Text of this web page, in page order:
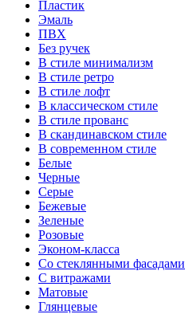
Пластик
Эмаль
ПВХ
Без ручек
В стиле минимализм
В стиле ретро
В стиле лофт
В классическом стиле
В стиле прованс
В скандинавском стиле
В современном стиле
Белые
Черные
Серые
Бежевые
Зеленые
Розовые
Эконом-класса
Со стеклянными фасадами
С витражами
Матовые
Глянцевые